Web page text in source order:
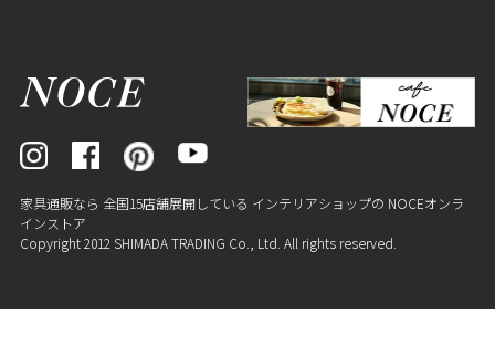
家具通販なら 全国15店舗展開している インテリアショップの NOCEオンラ
インストア
Copyright 2012 SHIMADA TRADING Co., Ltd. All rights reserved.